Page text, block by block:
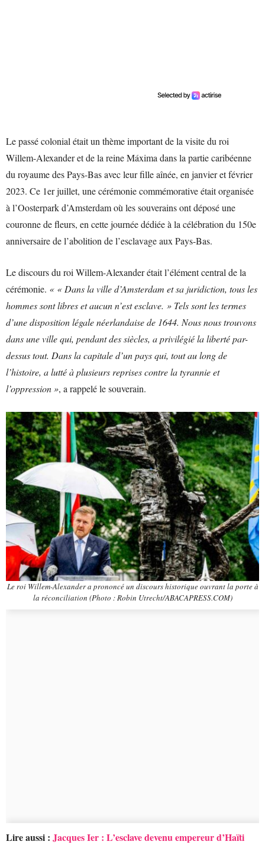
Le passé colonial était un thème important de la visite du roi
Willem-Alexander et de la reine Máxima dans la partie caribéenne
du royaume des Pays-Bas avec leur fille aînée, en janvier et février
2023. Ce 1er juillet, une cérémonie commémorative était organisée
à l’Oosterpark d’Amsterdam où les souverains ont déposé une
couronne de fleurs, en cette journée dédiée à la célébration du 150e
anniversaire de l’abolition de l’esclavage aux Pays-Bas.
Le discours du roi Willem-Alexander était l’élément central de la
cérémonie. « « Dans la ville d’Amsterdam et sa juridiction, tous les
hommes sont libres et aucun n’est esclave. » Tels sont les termes
d’une disposition légale néerlandaise de 1644. Nous nous trouvons
dans une ville qui, pendant des siècles, a privilégié la liberté par-
dessus tout. Dans la capitale d’un pays qui, tout au long de
l’histoire, a lutté à plusieurs reprises contre la tyrannie et
l’oppression », a rappelé le souverain.
Le roi Willem-Alexander a prononcé un discours historique ouvrant la porte à
la réconciliation (Photo : Robin Utrecht/ABACAPRESS.COM)
Lire aussi : Jacques Ier : L’esclave devenu empereur d’Haïti